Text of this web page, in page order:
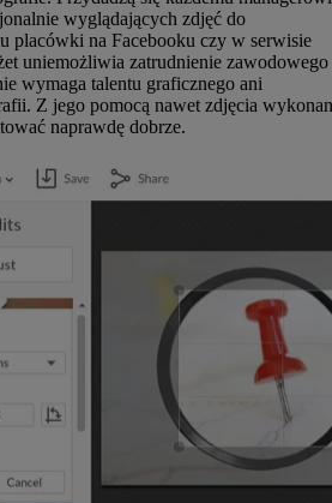
wyglądających zdjęć do
placówki na Facebooku czy w serwisie
uniemożliwia zatrudnienie zawodowego
wymaga talentu graficznego ani
Z jego pomocą nawet zdjęcia
naprawdę dobrze.